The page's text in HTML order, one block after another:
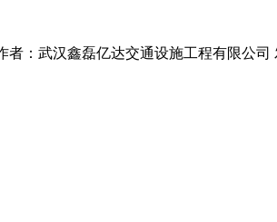
者：武汉鑫磊亿达交通设施工程有限公司